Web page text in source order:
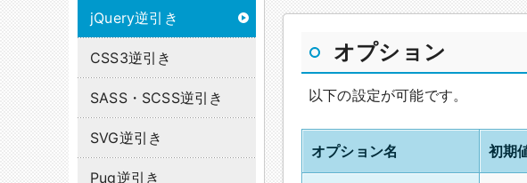
オプション
以下の設定が可能です。
オプション名 初期
jQuery逆引き
CSS3逆引き
SASS・SCSS逆引き
SVG逆引き
Pug逆引き